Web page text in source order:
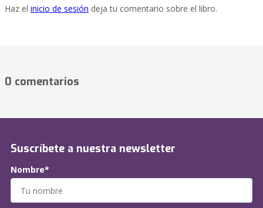
Haz el inicio de sesión deja tu comentario sobre el libro.
0 comentarios
Suscríbete a nuestra newsletter
Nombre*